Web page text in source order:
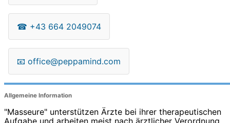
☎ +43 664 2049074
📧 office@peppamind.com
Allgemeine Information
"Masseure" unterstützen Ärzte bei ihrer therapeutischen
Aufgabe und arbeiten meist nach ärztlicher Verordnung